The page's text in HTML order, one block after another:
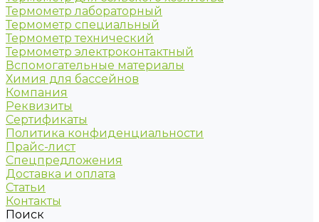
Термометр лабораторный
Термометр специальный
Термометр технический
Термометр электроконтактный
Вспомогательные материалы
Химия для бассейнов
Компания
Реквизиты
Сертификаты
Политика конфиденциальности
Прайс-лист
Спецпредложения
Доставка и оплата
Статьи
Контакты
Поиск